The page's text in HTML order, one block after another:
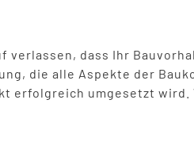
verlassen, dass Ihr
die alle Aspekte der
erfolgreich umgesetzt wird.